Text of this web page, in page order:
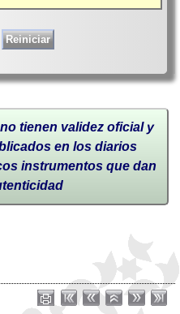
tienen validez oficial y
en los diarios
instrumentos que dan